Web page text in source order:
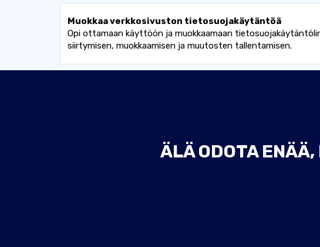
Muokkaa verkkosivuston tietosuojakäytäntöä
Opi ottamaan käyttöön ja muokkaamaan
siirtymisen, muokkaamisen ja muutosten tallentamisen.
ÄLÄ ODOTA